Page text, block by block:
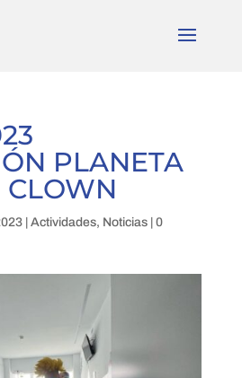
PLANETA
CLOWN
| Actividades, Noticias| 0